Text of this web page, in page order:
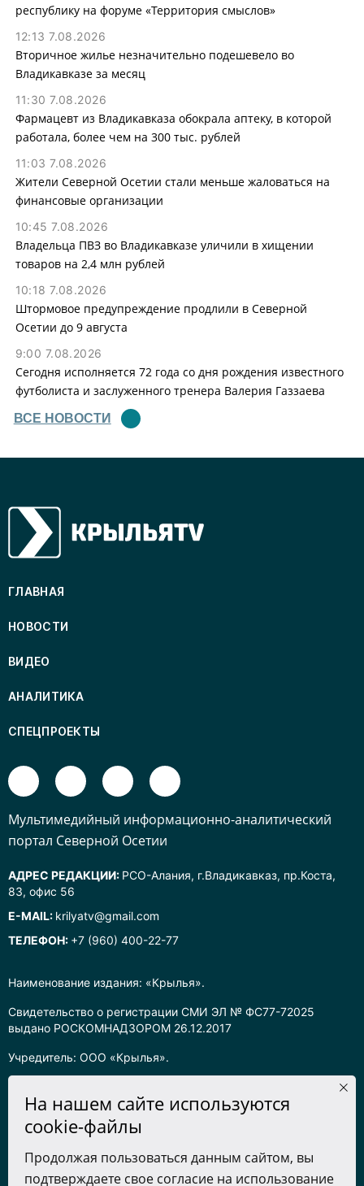
республику на форуме «Территория смыслов»
12:13 7.08.2026
Вторичное жилье незначительно подешевело во
Владикавказе за месяц
11:30 7.08.2026
Фармацевт из Владикавказа обокрала аптеку, в которой
работала, более чем на 300 тыс. рублей
11:03 7.08.2026
Жители Северной Осетии стали меньше жаловаться на
финансовые организации
10:45 7.08.2026
Владельца ПВЗ во Владикавказе уличили в хищении
товаров на 2,4 млн рублей
10:18 7.08.2026
Штормовое предупреждение продлили в Северной
Осетии до 9 августа
9:00 7.08.2026
Сегодня исполняется 72 года со дня рождения известного
футболиста и заслуженного тренера Валерия Газзаева
ВСЕ НОВОСТИ
Наименование издания: «Крылья».
Свидетельство о регистрации СМИ ЭЛ № ФС77-72025
выдано РОСКОМНАДЗОРОМ 26.12.2017
Учредитель: ООО «Крылья».
Информация на сайте предназначена для лиц старше 16 лет.
защищены в соответствии с российским законодательством
об интеллектуальной собственности. Любое использование
ГЛАВНАЯ
НОВОСТИ
ВИДЕО
АНАЛИТИКА
СПЕЦПРОЕКТЫ
Mультимедийный информационно-аналитический
портал Северной Осетии
АДРЕС РЕДАКЦИИ: РСО-Алания, г.Владикавказ, пр.Коста,
83, офис 56
E-MAIL: krilyatv@gmail.com
ТЕЛЕФОН: +7 (960) 400-22-77
На нашем сайте используются
cookie-файлы
Продолжая пользоваться данным сайтом, вы
подтверждаете свое согласие на использование